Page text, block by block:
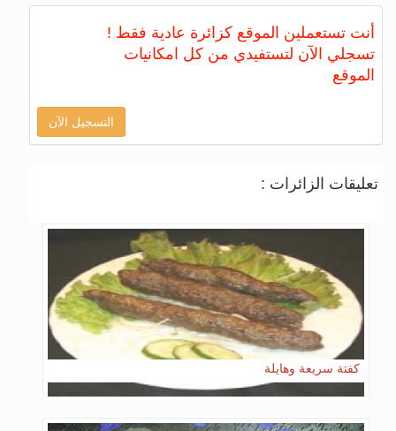
أنت تستعملين الموقع كزائرة عادية فقط !
تسجلي الآن لتستفيدي من كل امكانيات
الموقع
التسجيل الآن
تعليقات الزائرات :
كفتة سريعة وهايلة